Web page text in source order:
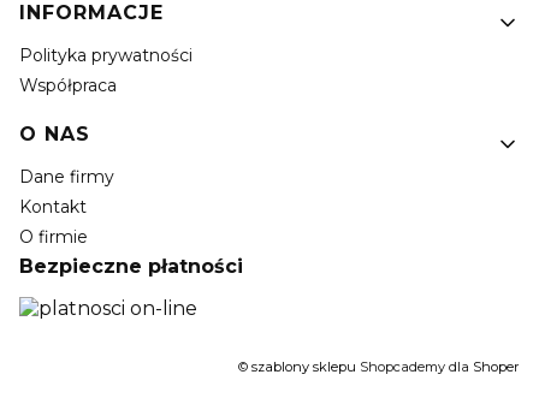
INFORMACJE
Polityka prywatności
Współpraca
O NAS
Dane firmy
Kontakt
O firmie
Bezpieczne płatności
© szablony sklepu Shopcademy dla Shoper